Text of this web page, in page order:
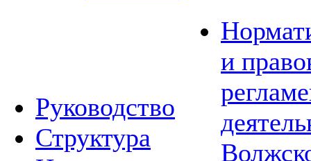
Руководство
Структура
и